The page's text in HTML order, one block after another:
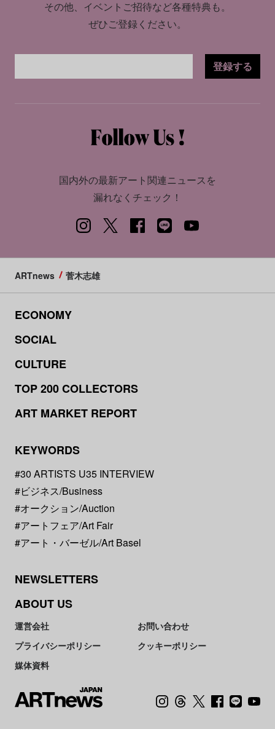
その他、イベントご招待など各種特典も。
ぜひご登録ください。
登録する
国内外の最新アート関連ニュースを
漏れなくチェック！
ARTnews 菅木志雄
ECONOMY
SOCIAL
CULTURE
TOP 200 COLLECTORS
ART MARKET REPORT
KEYWORDS
#30 ARTISTS U35 INTERVIEW
#ビジネス/Business
#オークション/Auction
#アートフェア/Art Fair
#アート・バーゼル/Art Basel
NEWSLETTERS
ABOUT US
運営会社
お問い合わせ
プライバシーポリシー
クッキーポリシー
媒体資料